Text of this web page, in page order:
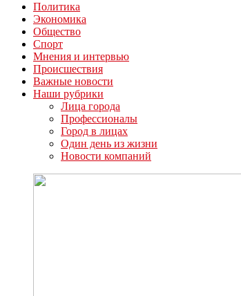
Политика
Экономика
Общество
Спорт
Мнения и интервью
Происшествия
Важные новости
Наши рубрики
Лица города
Профессионалы
Город в лицах
Один день из жизни
Новости компаний